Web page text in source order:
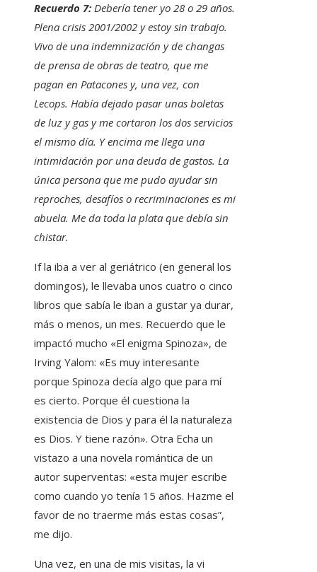
Recuerdo 7: Debería tener yo 28 o 29 años.
Plena crisis 2001/2002 y estoy sin trabajo.
Vivo de una indemnización y de changas
de prensa de obras de teatro, que me
pagan en Patacones y, una vez, con
Lecops. Había dejado pasar unas boletas
de luz y gas y me cortaron los dos servicios
el mismo día. Y encima me llega una
intimidación por una deuda de gastos. La
única persona que me pudo ayudar sin
reproches, desafíos o recriminaciones es mi
abuela. Me da toda la plata que debía sin
chistar.
If la iba a ver al geriátrico (en general los
domingos), le llevaba unos cuatro o cinco
libros que sabía le iban a gustar ya durar,
más o menos, un mes. Recuerdo que le
impactó mucho «El enigma Spinoza», de
Irving Yalom: «Es muy interesante
porque Spinoza decía algo que para mí
es cierto. Porque él cuestiona la
existencia de Dios y para él la naturaleza
es Dios. Y tiene razón». Otra Echa un
vistazo a una novela romántica de un
autor superventas: «esta mujer escribe
como cuando yo tenía 15 años. Hazme el
favor de no traerme más estas cosas”,
me dijo.
Una vez, en una de mis visitas, la vi